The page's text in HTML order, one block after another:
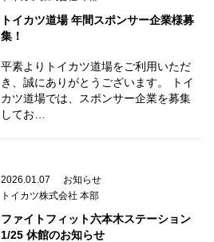
トイカツ道場 年間スポンサー企業様募
集！
平素よりトイカツ道場をご利用いただ
き、誠にありがとうございます。 トイ
カツ道場では、スポンサー企業を募集
してお…
2026.01.07
お知らせ
トイカツ株式会社 本部
ファイトフィット六本木ステーション
1/25 休館のお知らせ